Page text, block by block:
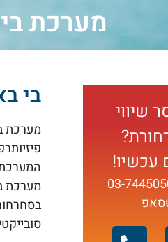
מערכת
שיווי
עכשיו!
03-
בי
מערכת
מערכת